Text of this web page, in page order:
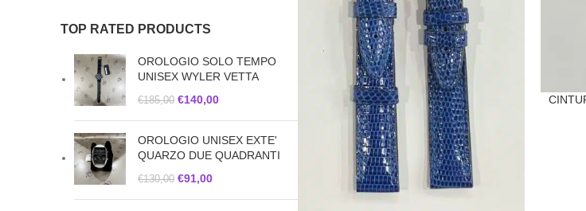
TOP RATED PRODUCTS
OROLOGIO SOLO TEMPO
UNISEX WYLER VETTA
€185,00 €140,00
OROLOGIO UNISEX EXTE'
QUARZO DUE QUADRANTI
€130,00 €91,00